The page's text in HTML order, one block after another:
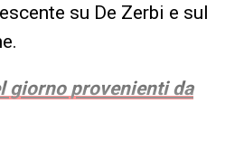
su De Zerbi e sul
giorno provenienti da